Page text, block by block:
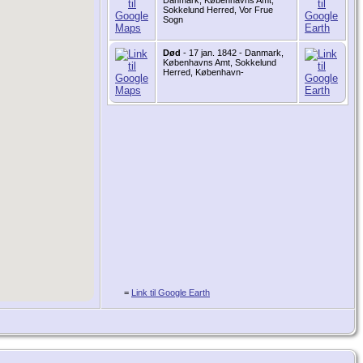
Sokkelund Herred, Vor Frue
Sogn
Død - 17 jan. 1842 - Danmark,
Københavns Amt, Sokkelund
Herred, København-
= Link til Google Earth